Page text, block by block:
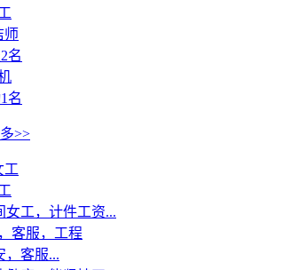
师
名
名
>>
女工，计件工资...
，客服...